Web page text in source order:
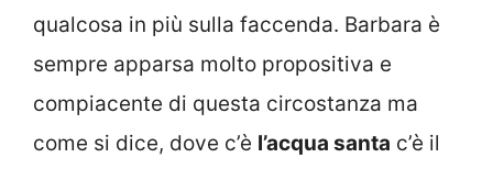
qualcosa in più sulla faccenda. Barbara è
sempre apparsa molto propositiva e
compiacente di questa circostanza ma
come si dice, dove c’è l’acqua santa c’è il